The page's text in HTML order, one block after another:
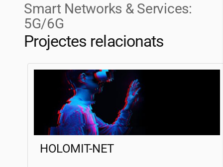
Smart Networks & Services:
5G/6G
Projectes relacionats
HOLOMIT-NET